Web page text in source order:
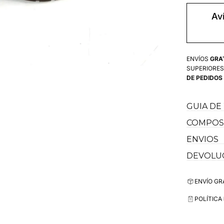
para
Botos
Fina
ENVÍOS
DE
GUIA DE
ENVIOS
ENVÍO
POLÍTICA